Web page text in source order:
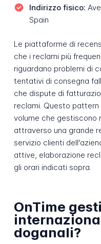
Indirizzo fisico:
Spain
Le piattaforme di
che i reclami più
riguardano problemi di
tentativi di consegna
che dispute di
reclami. Questo
volume che gestiscono
attraverso una grande
servizio clienti
attive, elaborazione
gli orari indicati sopra.
OnTime
doganali?